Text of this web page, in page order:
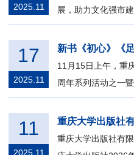
展，助力文化强市
出版业务骨干培训
2025.11
11月15日上午，重
周年系列活动之一
17
2025.11
重庆大学出版社有
11
2025.11